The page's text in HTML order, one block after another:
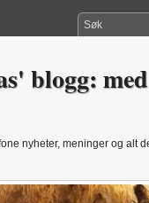
blogg:
nyheter, meninger og alt